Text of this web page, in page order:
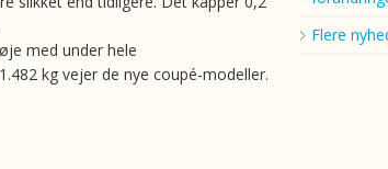
med under hele
kg vejer de nye coupé-modeller.
Flere